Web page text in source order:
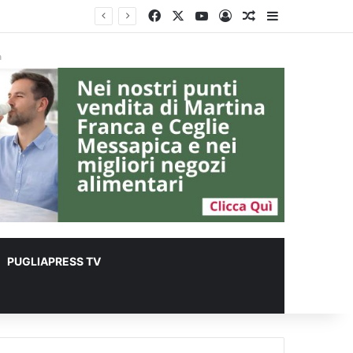
FacebookYou TubeAccediUn articolo a
PUGLIAPRESS TV